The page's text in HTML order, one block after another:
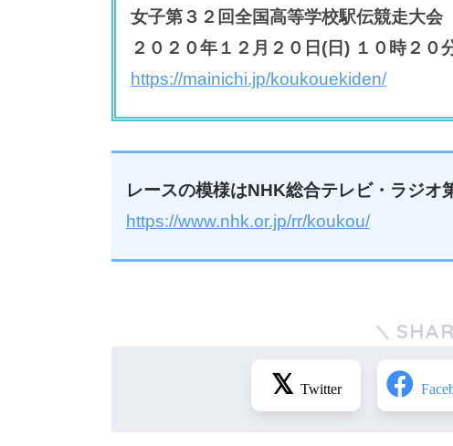
女子第３２回全国高等学校駅伝競走大会
２０２０年１２月２０日(日) １０時２０
https://mainichi.jp/koukouekiden/
レースの模様はNHK総合テレビ・ラジオ
https://www.nhk.or.jp/rr/koukou/